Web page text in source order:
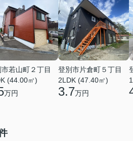
若山町２丁目
(44.00㎡)
万円
登別市片倉町５丁目
2LDK (47.40㎡)
3.7万円